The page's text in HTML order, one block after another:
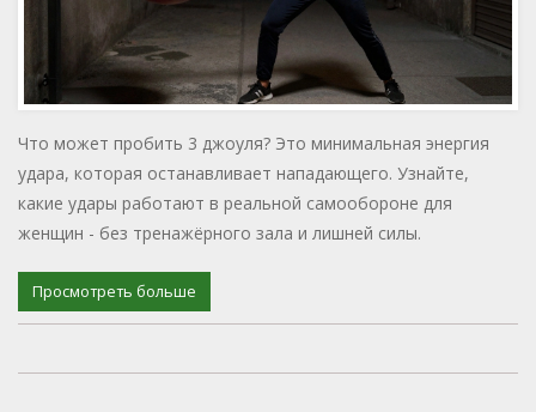
Что может пробить 3 джоуля? Это минимальная энергия
удара, которая останавливает нападающего. Узнайте,
какие удары работают в реальной самообороне для
женщин - без тренажёрного зала и лишней силы.
Просмотреть больше